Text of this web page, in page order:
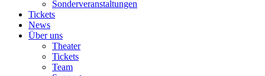
Sonderveranstaltungen
Tickets
News
Über uns
Theater
Tickets
Team